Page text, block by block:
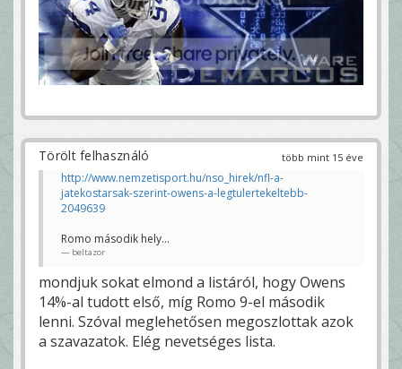
több mint 15 éve
Törölt felhasználó
http://www.nemzetisport.hu/nso_hirek/nfl-a-
jatekostarsak-szerint-owens-a-legtulertekeltebb-
2049639
Romo második hely...
beltazor
mondjuk sokat elmond a listáról, hogy Owens
14%-al tudott első, míg Romo 9-el második
lenni. Szóval meglehetősen megoszlottak azok
a szavazatok. Elég nevetséges lista.